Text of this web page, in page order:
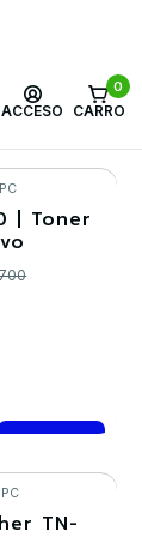
ACCESO
0
CARRO
| Toner
TN-